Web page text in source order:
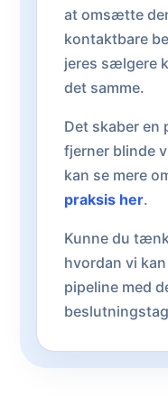
at omsætte
kontaktbare
jeres sælgere
det samme.
Det skaber en
fjerner blinde
kan se mere
praksis her.
Kunne du
hvordan vi
pipeline med